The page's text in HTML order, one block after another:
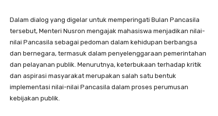
Dalam dialog yang digelar untuk memperingati Bulan Pancasila
tersebut, Menteri Nusron mengajak mahasiswa menjadikan nilai-
nilai Pancasila sebagai pedoman dalam kehidupan berbangsa
dan bernegara, termasuk dalam penyelenggaraan pemerintahan
dan pelayanan publik. Menurutnya, keterbukaan terhadap kritik
dan aspirasi masyarakat merupakan salah satu bentuk
implementasi nilai-nilai Pancasila dalam proses perumusan
kebijakan publik.